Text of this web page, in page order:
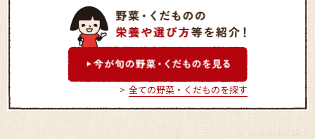
ＪＡエーコープ佐渡金井店
新鮮空間よらんか
全ての野菜・くだものを探す